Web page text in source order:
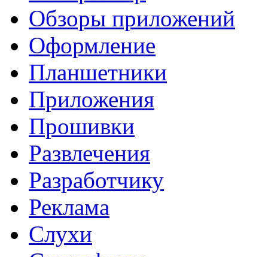
Обзоры приложений
Оформление
Планшетники
Приложения
Прошивки
Развлечения
Разработчику
Реклама
Слухи